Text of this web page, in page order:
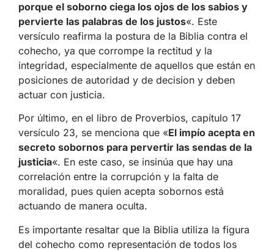
porque el soborno ciega los ojos de los sabios y
pervierte las palabras de los justos«. Este
versículo reafirma la postura de la Biblia contra el
cohecho, ya que corrompe la rectitud y la
integridad, especialmente de aquellos que están en
posiciones de autoridad y de decision y deben
actuar con justicia.
Por último, en el libro de Proverbios, capítulo 17
versículo 23, se menciona que «El impío acepta en
secreto sobornos para pervertir las sendas de la
justicia«. En este caso, se insinúa que hay una
correlación entre la corrupción y la falta de
moralidad, pues quien acepta sobornos está
actuando de manera oculta.
Es importante resaltar que la Biblia utiliza la figura
del cohecho como representación de todos los